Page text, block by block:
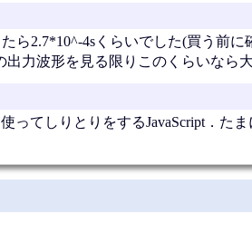
ら2.7*10^-4sくらいでした(買う前に
力波形を見る限りこのくらいなら
ってしりとりをするJavaScript．た